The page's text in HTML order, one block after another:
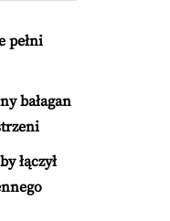
pełni
bałagan
łączył